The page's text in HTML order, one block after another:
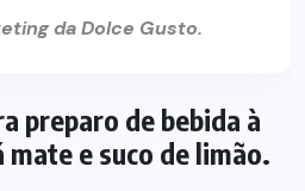
da Dolce Gusto.
preparo de bebida à
mate e suco de limão.